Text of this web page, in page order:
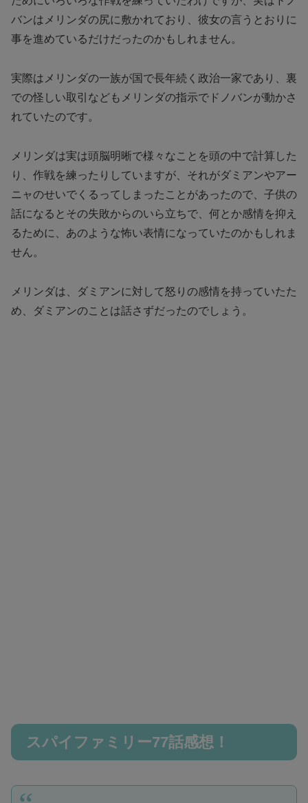
バンはメリンダの尻に敷かれており、彼女の言うとおりに
事を進めているだけだったのかもしれません。
実際はメリンダの一族が国で長年続く政治一家であり、裏
での怪しい取引などもメリンダの指示でドノバンが動かさ
れていたのです。
メリンダは実は頭脳明晰で様々なことを頭の中で計算した
り、作戦を練ったりしていますが、それがダミアンやアー
ニャのせいでくるってしまったことがあったので、子供の
話になるとその失敗からのいら立ちで、何とか感情を抑え
るために、あのような怖い表情になっていたのかもしれま
せん。
メリンダは、ダミアンに対して怒りの感情を持っていたた
め、ダミアンのことは話さずだったのでしょう。
スパイファミリー77話感想！